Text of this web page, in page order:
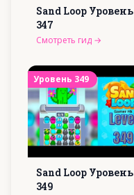
Sand Loop Уровень
347
Смотреть гид →
Уровень 349
Sand Loop Уровень
349